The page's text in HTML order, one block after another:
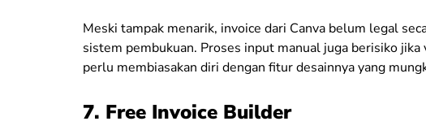
Meski tampak menarik, invoice dari Canva belum legal
sistem pembukuan. Proses input manual juga berisiko
perlu membiasakan diri dengan fitur desainnya yang
7. Free Invoice Builder